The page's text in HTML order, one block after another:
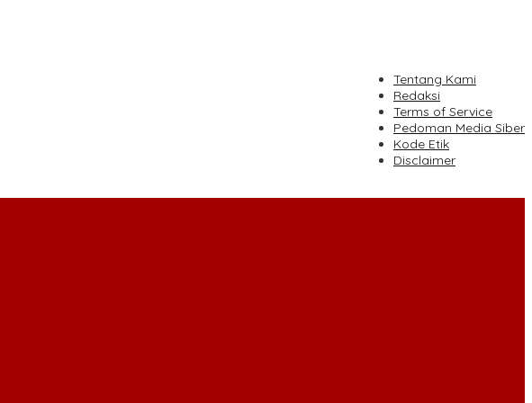
Tentang Kami
Redaksi
Terms of Service
Pedoman Media Siber
Kode Etik
Disclaimer